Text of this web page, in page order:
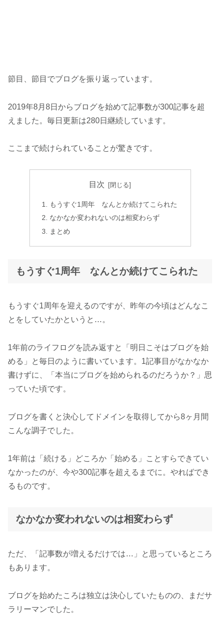
節目、節目でブログを振り返っています。
2019年8月8日からブログを始めて記事数が300記事を超
えました。毎日更新は280日継続しています。
ここまで続けられていることが驚きです。
目次
もうすぐ1周年 なんとか続けてこられた
なかなか変われないのは相変わらず
まとめ
もうすぐ1周年 なんとか続けてこられた
もうすぐ1周年を迎えるのですが、昨年の今頃はどんなこ
とをしていたかというと…。
1年前のライフログを読み返すと「明日こそはブログを始
める」と毎日のように書いています。1記事目がなかなか
書けずに、「本当にブログを始められるのだろうか？」思
っていた頃です。
ブログを書くと決心してドメインを取得してから8ヶ月間
こんな調子でした。
1年前は「続ける」どころか「始める」ことすらできてい
なかったのが、今や300記事を超えるまでに。やればでき
るものです。
なかなか変われないのは相変わらず
ただ、「記事数が増えるだけでは…」と思っているところ
もあります。
ブログを始めたころは独立は決心していたものの、まだサ
ラリーマンでした。